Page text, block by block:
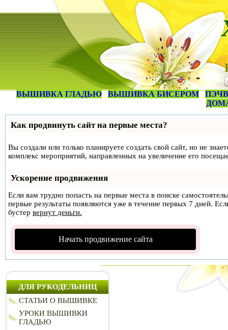
ВЫШИВКА ГЛАДЬЮ ВЫШИВКА БИСЕРОМ
Как продвинуть сайт на первые места?
Вы создали или только планируете создать свой сайт, но не
комплекс мероприятий, направленных на увеличение его
Ускорение продвижения
Если вам трудно попасть на первые места в поиске
первые результаты появляются уже в течение первых 7 дней.
бустер вернут деньги.
Начать продвижение сайта
ДЛЯ РУКОДЕЛЬНИЦ
СТАТЬИ О ВЫШИВКЕ
УРОКИ ВЫШИВКИ
ГЛАДЬЮ